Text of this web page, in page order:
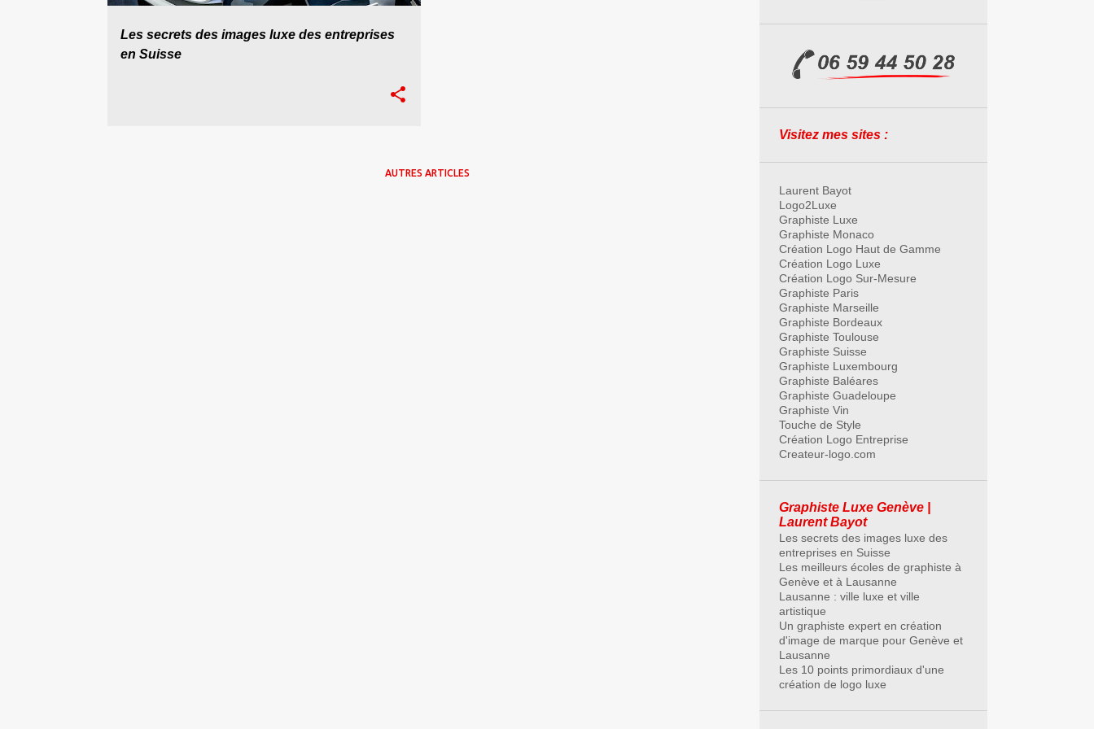
Les secrets des images luxe des entreprises
en Suisse
AUTRES ARTICLES
Visitez mes sites :
Laurent Bayot
Logo2Luxe
Graphiste Luxe
Graphiste Monaco
Création Logo Haut de Gamme
Création Logo Luxe
Création Logo Sur-Mesure
Graphiste Paris
Graphiste Marseille
Graphiste Bordeaux
Graphiste Toulouse
Graphiste Suisse
Graphiste Luxembourg
Graphiste Baléares
Graphiste Guadeloupe
Graphiste Vin
Touche de Style
Création Logo Entreprise
Createur-logo.com
Graphiste Luxe Genève |
Laurent Bayot
Les secrets des images luxe des
entreprises en Suisse
Les meilleurs écoles de graphiste à
Genève et à Lausanne
Lausanne : ville luxe et ville
artistique
Un graphiste expert en création
d'image de marque pour Genève et
Lausanne
Les 10 points primordiaux d'une
création de logo luxe